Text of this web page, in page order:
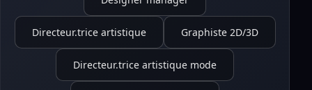
Directeur.trice artistique Graphiste 2D/3D
Directeur.trice artistique mode